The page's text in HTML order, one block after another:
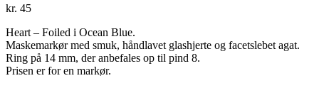
kr. 45
Heart – Foiled i Ocean Blue.
Maskemarkør med smuk, håndlavet glashjerte og facetslebet agat.
Ring på 14 mm, der anbefales op til pind 8.
Prisen er for en markør.